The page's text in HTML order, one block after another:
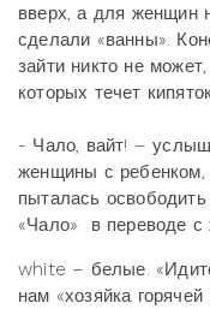
вверх, а для женщин
сделали «ванны».
зайти никто не
которых течет
- Чало, вайт! –
женщины с ребенком,
пыталась
«Чало» в переводе с
white – белые.
нам «хозяйка